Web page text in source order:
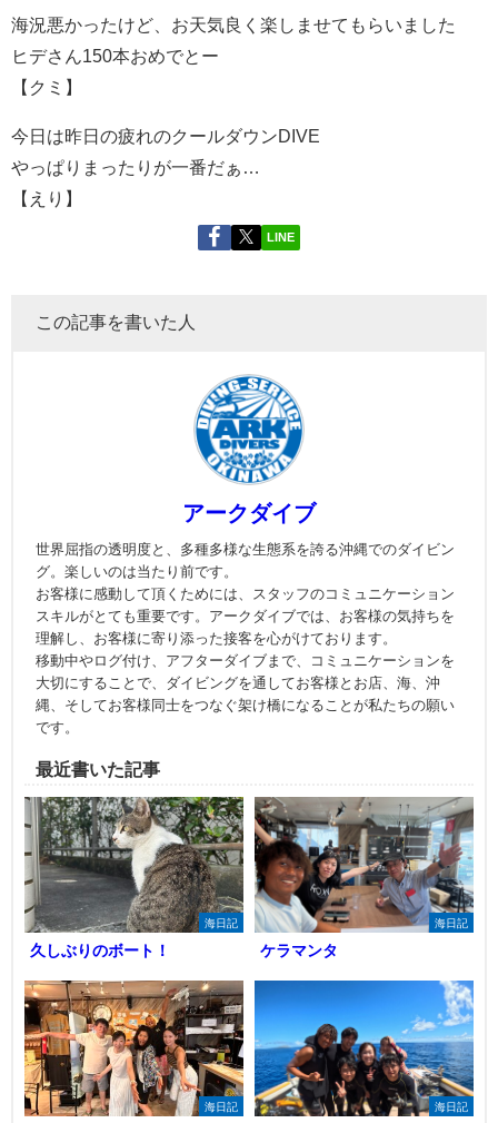
海況悪かったけど、お天気良く楽しませてもらいました
ヒデさん150本おめでとー
【クミ】
今日は昨日の疲れのクールダウンDIVE
やっぱりまったりが一番だぁ…
【えり】
LINE
この記事を書いた人
アークダイブ
世界屈指の透明度と、多種多様な生態系を誇る沖縄でのダイビン
グ。楽しいのは当たり前です。
お客様に感動して頂くためには、スタッフのコミュニケーション
スキルがとても重要です。アークダイブでは、お客様の気持ちを
理解し、お客様に寄り添った接客を心がけております。
移動中やログ付け、アフターダイブまで、コミュニケーションを
大切にすることで、ダイビングを通してお客様とお店、海、沖
縄、そしてお客様同士をつなぐ架け橋になることが私たちの願い
です。
最近書いた記事
海日記
久しぶりのボート！
海日記
ケラマンタ
海日記 海日記